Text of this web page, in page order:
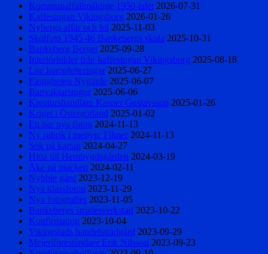
Kommunalfullmäktige 1950-talet 2026-07-31
Kaffestugan Vikingsborg 2026-01-26
Nybergs affär och bil 2025-11-03
Skolfoto 1945-46 Bankebergs skola 2025-10-31
Bankeberg Berget 2025-09-28
Interiörbilder från kaffestugan Vikingsborg 2025-08-18
Lite kompletteringar 2025-06-27
Fastigheten Nygärde 2025-06-07
Banvaktarstugor 2025-06-06
Kreaturshandlare Kasper Gustavsson 2025-01-26
Kriget i Östergötland 2025-01-02
Ett par nya foton 2024-11-13
Ny rubrik i menyn: Filmer 2024-11-13
Sök på kartan 2024-04-27
Hitta till Hembygdsgården 2024-03-19
Åke på macken 2024-02-11
Nybble gård 2023-12-19
Nya klassfoton 2023-11-29
Nya fotografier 2023-11-05
Bankebergs smidesverkstad 2023-10-22
Konfirmation 2023-10-04
Vikingstads handelsträdgård 2023-09-29
Mejeriföreståndare Erik Nilsson 2023-09-23